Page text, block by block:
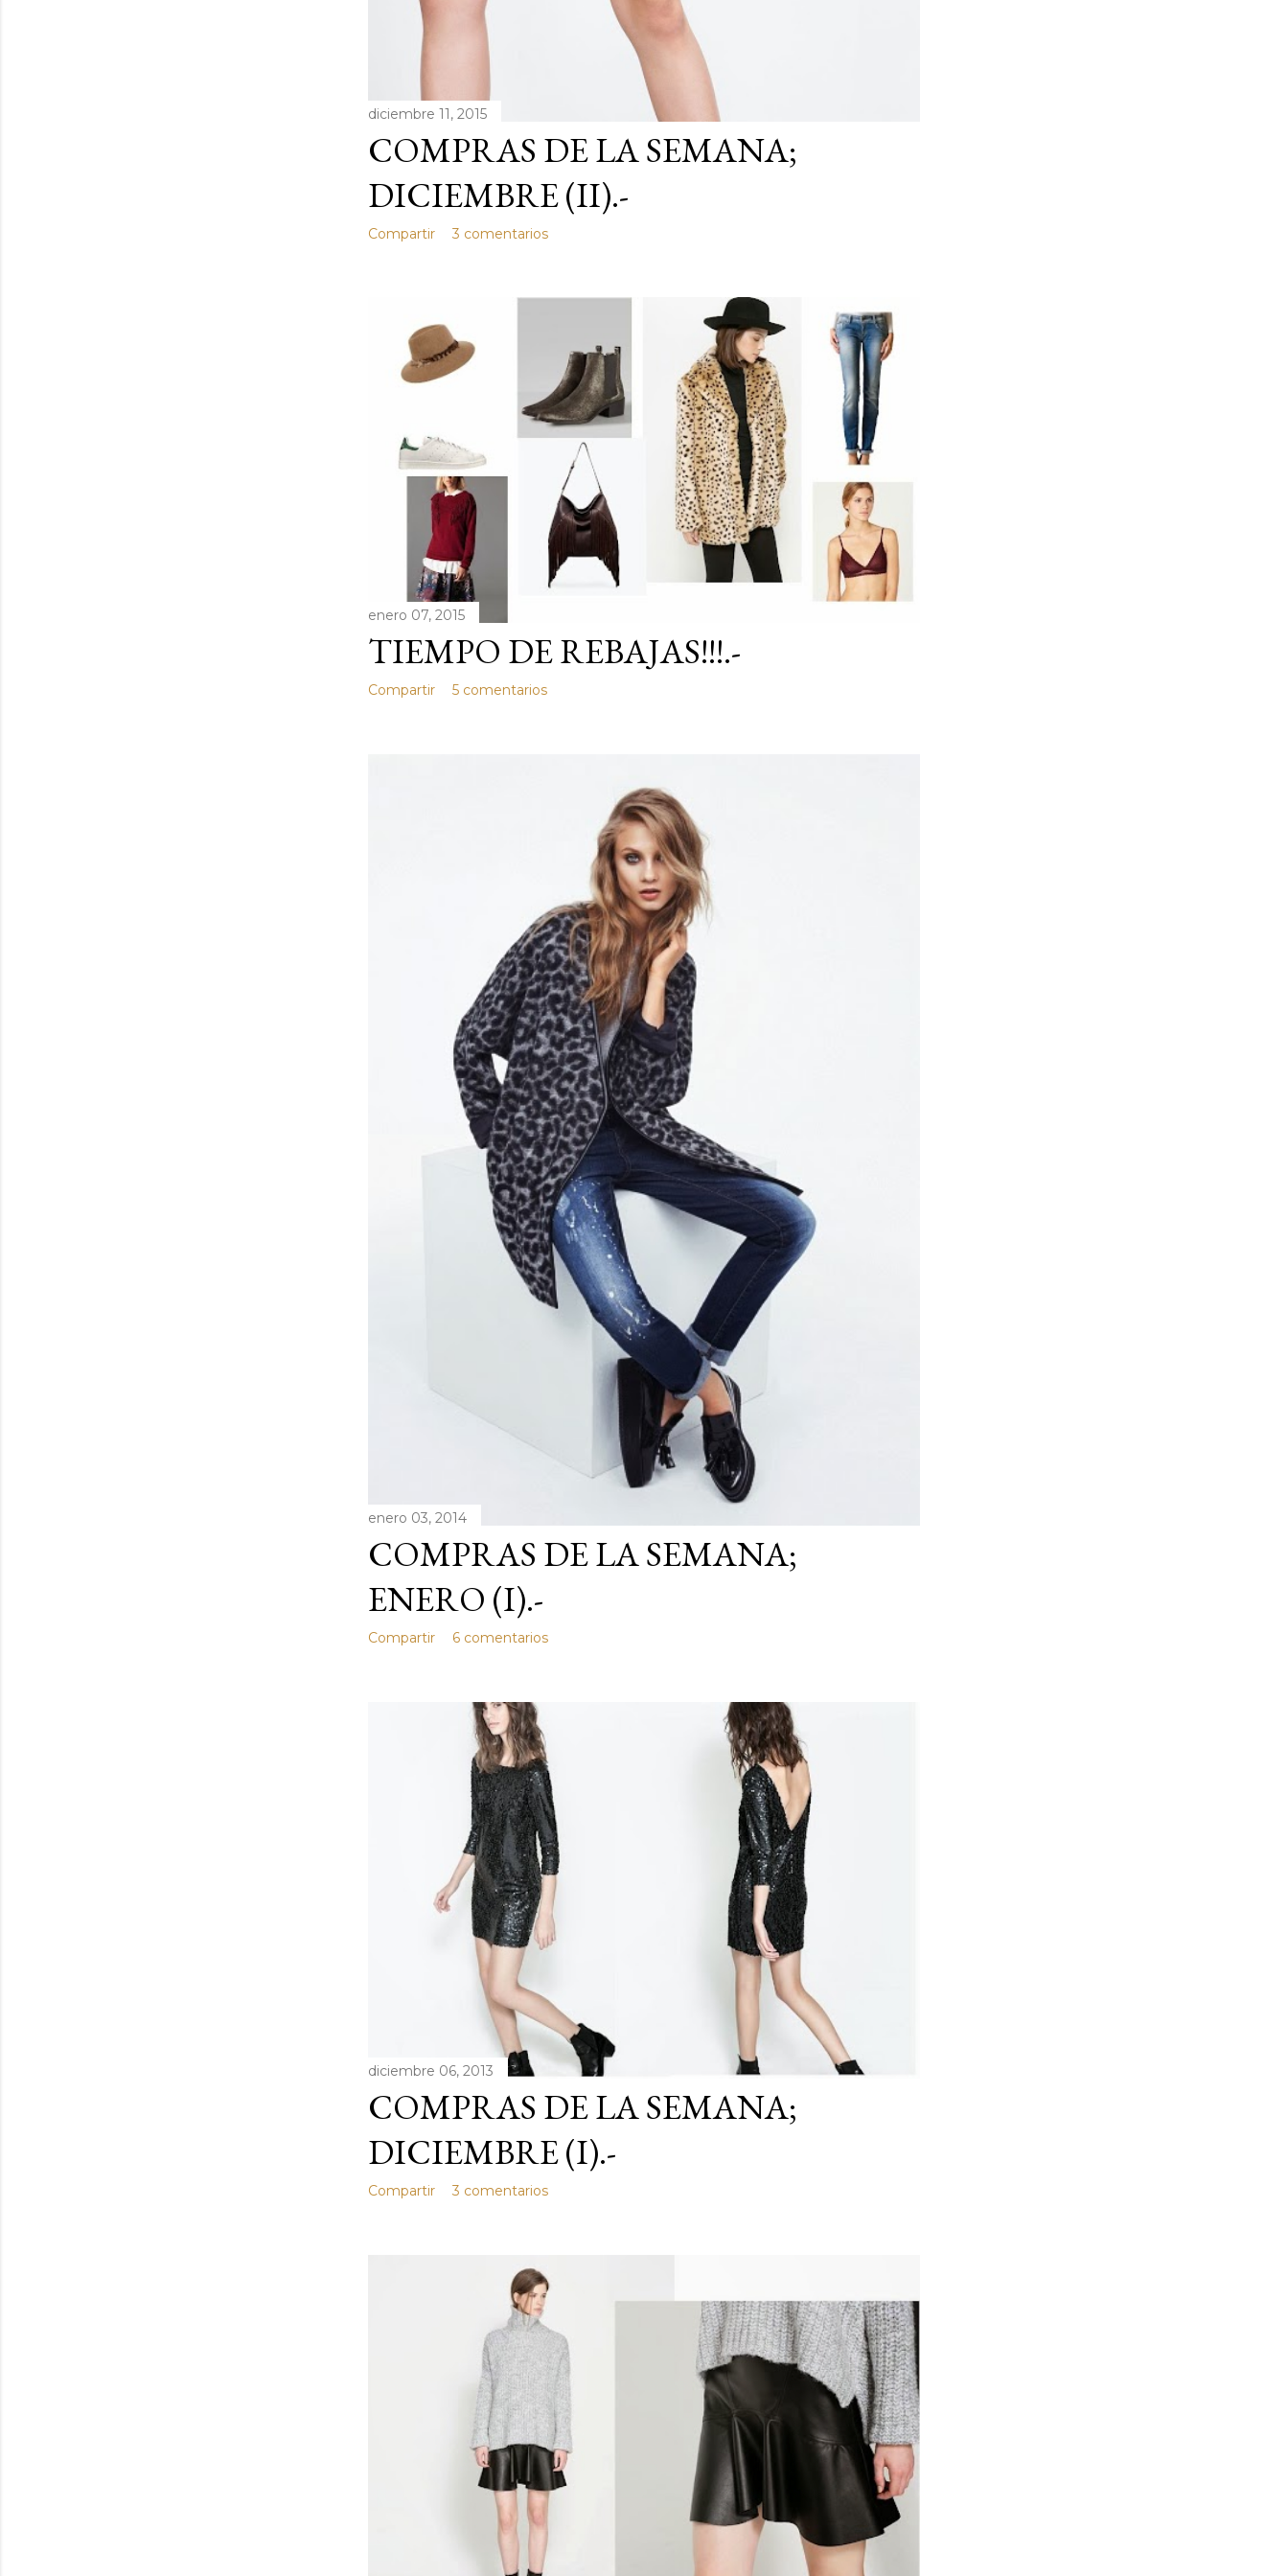
diciembre 11, 2015
COMPRAS DE LA SEMANA;
DICIEMBRE (II).-
Compartir 3 comentarios
enero 07, 2015
TIEMPO DE REBAJAS!!!.-
Compartir 5 comentarios
enero 03, 2014
COMPRAS DE LA SEMANA;
ENERO (I).-
Compartir 6 comentarios
diciembre 06, 2013
COMPRAS DE LA SEMANA;
DICIEMBRE (I).-
Compartir 3 comentarios